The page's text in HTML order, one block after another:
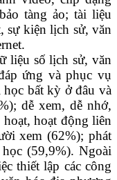
tàng ảo; tài liệu
sự kiện lịch sử, văn
liệu số lịch sử, văn
ứng và phục vụ
bất kỳ ở đâu và
dễ xem, dễ nhớ,
hoạt động liên
xem (62%); phát
(59,9%). Ngoài
thiết lập các công